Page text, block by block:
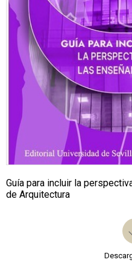
Guía para incluir la
de Arquitectura